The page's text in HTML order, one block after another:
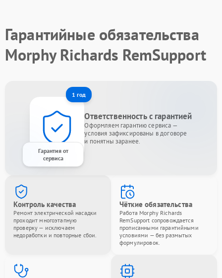
Гарантийные обязательства
Morphy Richards RemSupport
1 год
Гарантия от
сервиса
Ответственность с гарантией
Оформляем гарантию сервиса —
условия зафиксированы в договоре
и понятны заранее.
Контроль качества
Ремонт электрической насадки
проходит многоэтапную
проверку — исключаем
недоработки и повторные сбои.
Чёткие обязательства
Работа Morphy Richards
RemSupport сопровождается
прописанными гарантийными
условиями — без размытых
формулировок.